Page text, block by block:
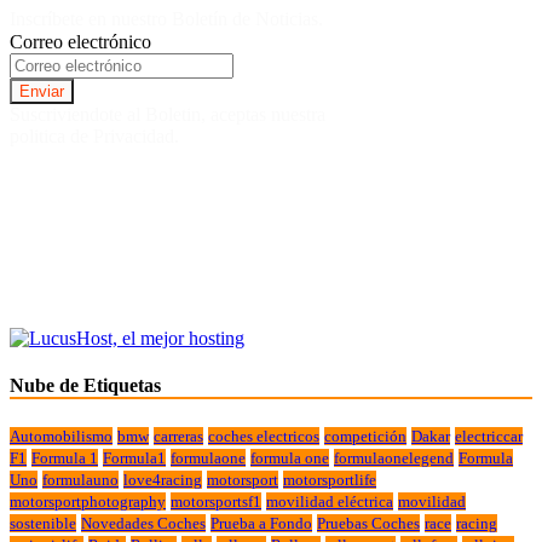
Correo electrónico
Nube de Etiquetas
Automobilismo bmw carreras coches electricos competición Dakar electriccar
F1 Formula 1 Formula1 formulaone formula one formulaonelegend Formula
Uno formulauno love4racing motorsport motorsportlife
motorsportphotography motorsportsf1 movilidad eléctrica movilidad
sostenible Novedades Coches Prueba a Fondo Pruebas Coches race racing